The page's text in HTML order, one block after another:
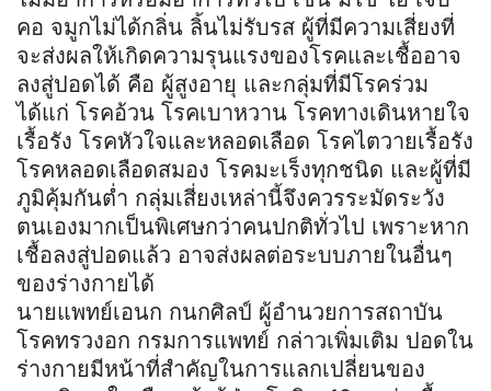
คอ จมูกไม่ได้กลิ่น ลิ้นไม่รับรส ผู้ที่มีความเสี่ยงที่
จะส่งผลให้เกิดความรุนแรงของโรคและเชื้ออาจ
ลงสู่ปอดได้ คือ ผู้สูงอายุ และกลุ่มที่มีโรคร่วม
ได้แก่ โรคอ้วน โรคเบาหวาน โรคทางเดินหายใจ
เรื้อรัง โรคหัวใจและหลอดเลือด โรคไตวายเรื้อรัง
โรคหลอดเลือดสมอง โรคมะเร็งทุกชนิด และผู้ที่มี
ภูมิคุ้มกันต่ำ กลุ่มเสี่ยงเหล่านี้จึงควรระมัดระวัง
ตนเองมากเป็นพิเศษกว่าคนปกติทั่วไป เพราะหาก
เชื้อลงสู่ปอดแล้ว อาจส่งผลต่อระบบภายในอื่นๆ
ของร่างกายได้
นายแพทย์เอนก กนกศิลป์ ผู้อำนวยการสถาบัน
โรคทรวงอก กรมการแพทย์ กล่าวเพิ่มเติม ปอดใน
ร่างกายมีหน้าที่สำคัญในการแลกเปลี่ยนของ